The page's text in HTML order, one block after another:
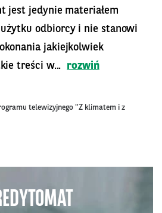
jest jedynie materiałem
odbiorcy i nie stanowi
jakiejkolwiek
treści w...
rozwiń
telewizyjnego "Z klimatem i z